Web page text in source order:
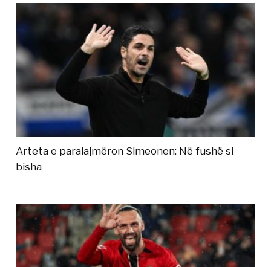
Arteta e paralajmëron Simeonen: Në fushë si
bisha